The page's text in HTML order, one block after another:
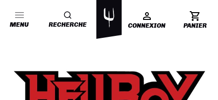
MENU RECHERCHE CONNEXION PANIER